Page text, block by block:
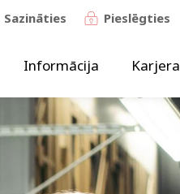
Sazināties Pieslēgties
Informācija Karjera